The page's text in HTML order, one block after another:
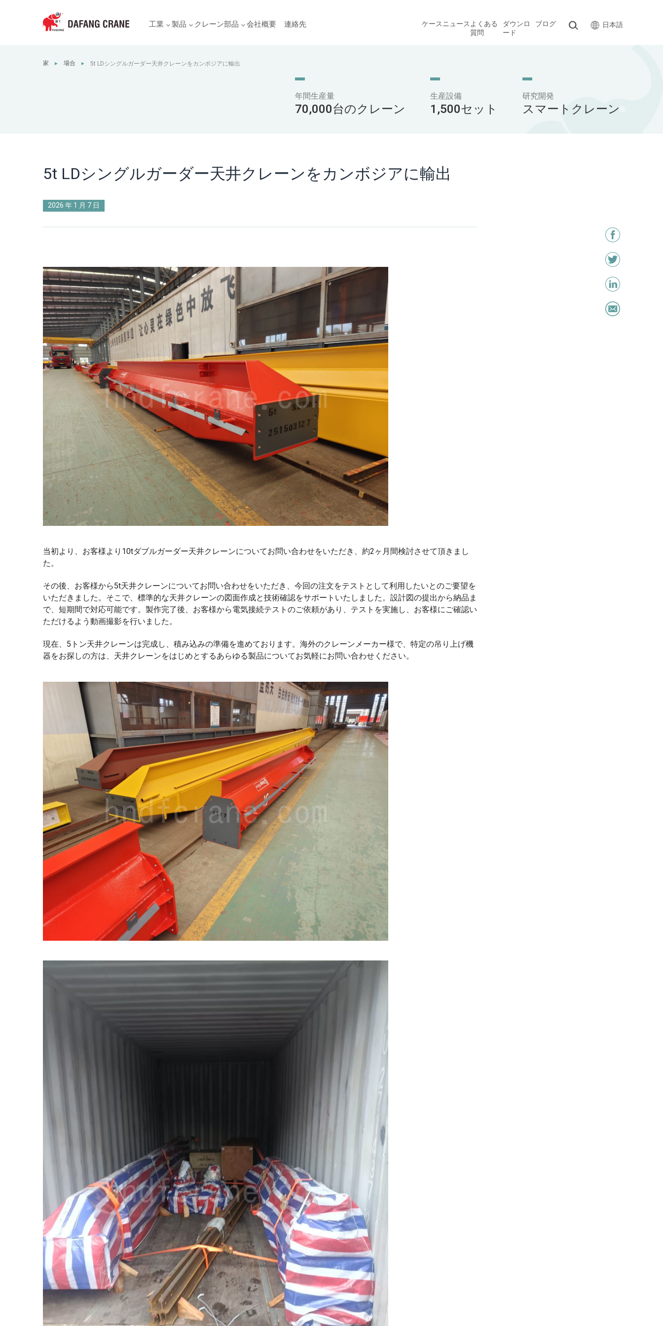
工業 製品 クレーン部品 会社概要 連絡先 ケースニュースよくある
質問
ダウンロ
ード
ブログ 日本語
家 ► 場合 ► 5t LDシングルガーダー天井クレーンをカンボジアに輸出
年間生産量
70,000台のクレーン
生産設備
1,500セット
研究開発
スマートクレーン
5t LDシングルガーダー天井クレーンをカンボジアに輸出
2026 年 1 月 7 日
当初より、お客様より10tダブルガーダー天井クレーンについてお問い合わせをいただき、約2ヶ月間検討させて頂きまし
た。
その後、お客様から5t天井クレーンについてお問い合わせをいただき、今回の注文をテストとして利用したいとのご要望を
いただきました。そこで、標準的な天井クレーンの図面作成と技術確認をサポートいたしました。設計図の提出から納品ま
で、短期間で対応可能です。製作完了後、お客様から電気接続テストのご依頼があり、テストを実施し、お客様にご確認い
ただけるよう動画撮影を行いました。
現在、5トン天井クレーンは完成し、積み込みの準備を進めております。海外のクレーンメーカー様で、特定の吊り上げ機
器をお探しの方は、天井クレーンをはじめとするあらゆる製品についてお気軽にお問い合わせください。